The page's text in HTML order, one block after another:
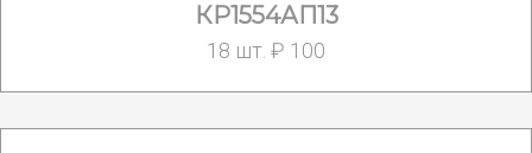
КР1554АП13
18 шт. ₽ 100